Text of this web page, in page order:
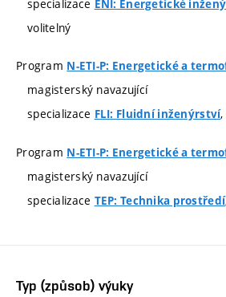
specializace ENI: Energetické
volitelný
Program N-ETI-P: Energetické a
magisterský navazující
specializace FLI: Fluidní inženýrství
Program N-ETI-P: Energetické a
magisterský navazující
specializace TEP: Technika prostředí
Typ (způsob) výuky